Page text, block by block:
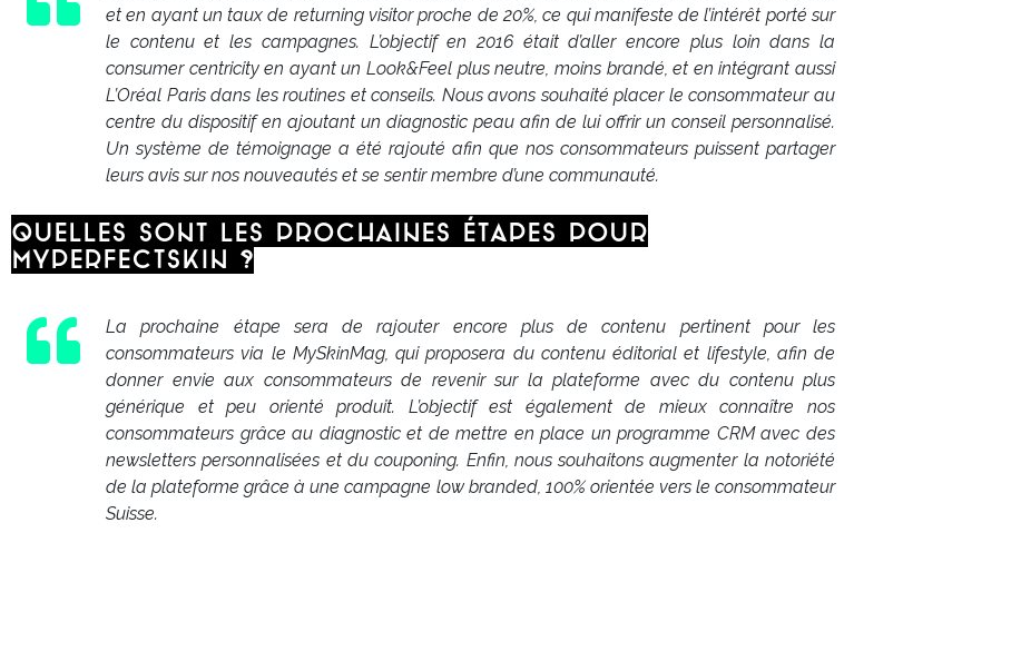
et en ayant un taux de returning visitor proche de 20%, ce qui manifeste de l’intérêt porté sur
le contenu et les campagnes. L’objectif en 2016 était d’aller encore plus loin dans la
consumer centricity en ayant un Look&Feel plus neutre, moins brandé, et en intégrant aussi
L’Oréal Paris dans les routines et conseils. Nous avons souhaité placer le consommateur au
centre du dispositif en ajoutant un diagnostic peau afin de lui offrir un conseil personnalisé.
Un système de témoignage a été rajouté afin que nos consommateurs puissent partager
leurs avis sur nos nouveautés et se sentir membre d’une communauté.
Quelles sont les prochaines étapes pour
MyPerfectSkin ?
La prochaine étape sera de rajouter encore plus de contenu pertinent pour les
consommateurs via le MySkinMag, qui proposera du contenu éditorial et lifestyle, afin de
donner envie aux consommateurs de revenir sur la plateforme avec du contenu plus
générique et peu orienté produit. L’objectif est également de mieux connaître nos
consommateurs grâce au diagnostic et de mettre en place un programme CRM avec des
newsletters personnalisées et du couponing. Enfin, nous souhaitons augmenter la notoriété
de la plateforme grâce à une campagne low branded, 100% orientée vers le consommateur
Suisse.